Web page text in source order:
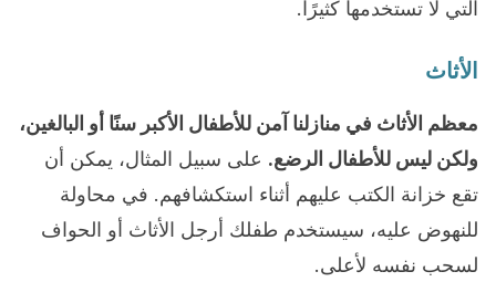
التي لا تستخدمها كثيرًا.
الأثاث
معظم الأثاث في منازلنا آمن للأطفال الأكبر سنًا أو البالغين،
ولكن ليس للأطفال الرضع. على سبيل المثال، يمكن أن
تقع خزانة الكتب عليهم أثناء استكشافهم. في محاولة
للنهوض عليه، سيستخدم طفلك أرجل الأثاث أو الحواف
لسحب نفسه لأعلى.